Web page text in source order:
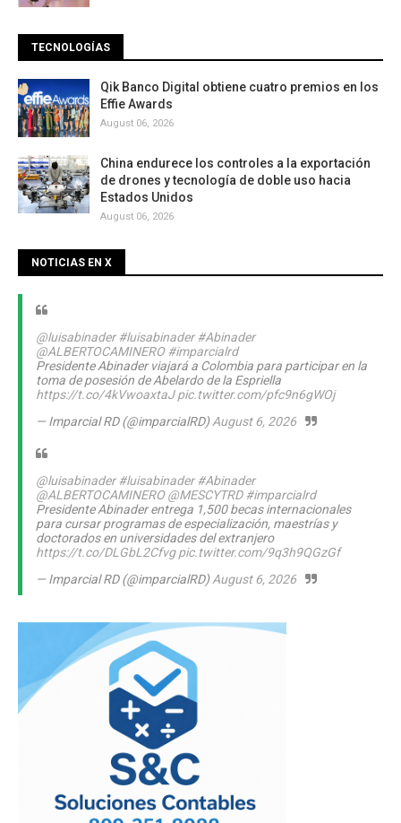
TECNOLOGÍAS
Qik Banco Digital obtiene cuatro premios en los
Effie Awards
August 06, 2026
China endurece los controles a la exportación
de drones y tecnología de doble uso hacia
Estados Unidos
August 06, 2026
NOTICIAS EN X
@luisabinader #luisabinader #Abinader
@ALBERTOCAMINERO #imparcialrd
Presidente Abinader viajará a Colombia para participar en la
toma de posesión de Abelardo de la Espriella
https://t.co/4kVwoaxtaJ pic.twitter.com/pfc9n6gWOj
— Imparcial RD (@imparcialRD)August 6, 2026
@luisabinader #luisabinader #Abinader
@ALBERTOCAMINERO @MESCYTRD #imparcialrd
Presidente Abinader entrega 1,500 becas internacionales
para cursar programas de especialización, maestrías y
doctorados en universidades del extranjero
https://t.co/DLGbL2Cfvg pic.twitter.com/9q3h9QGzGf
— Imparcial RD (@imparcialRD)August 6, 2026